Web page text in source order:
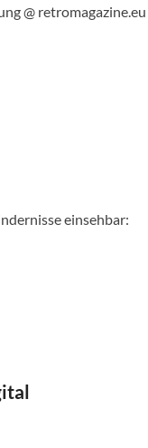
@ retromagazine.eu
einsehbar: